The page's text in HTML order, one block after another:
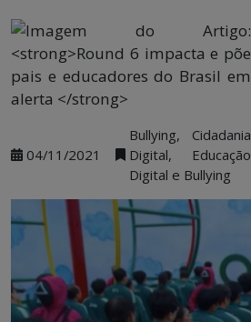
04/11/2021
Bullying, Cidadania
Digital, Educação
Digital e Bullying